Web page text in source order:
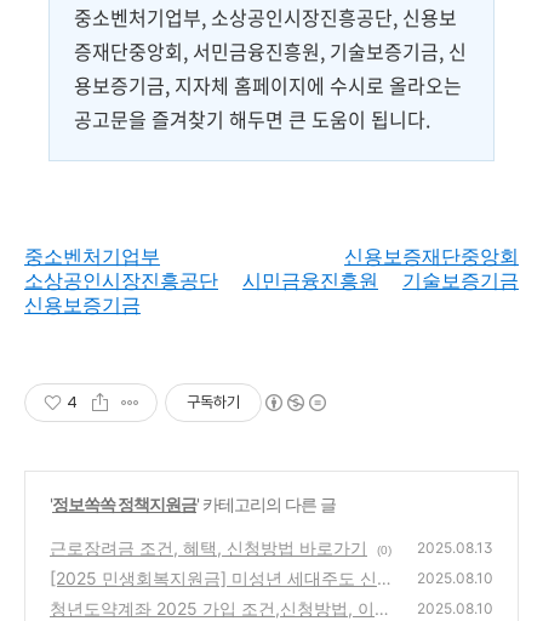
중소벤처기업부, 소상공인시장진흥공단, 신용보
증재단중앙회, 서민금융진흥원, 기술보증기금, 신
용보증기금, 지자체 홈페이지에 수시로 올라오는
공고문을 즐겨찾기 해두면 큰 도움이 됩니다.
중소벤처기업부
신용보증재단중앙회
소상공인시장진흥공단
시민금융진흥원
기술보증기금
신용보증기금
4 구독하기
'정보쏙쏙 정책지원금' 카테고리의 다른 글
근로장려금 조건, 혜택, 신청방법 바로가기 (0) 2025.08.13
[2025 민생회복지원금] 미성년 세대주도 신청
가능! 신청 일정·서류 총정리
(4)
2025.08.10
청년도약계좌 2025 가입 조건,신청방법, 이자
2025.08.10